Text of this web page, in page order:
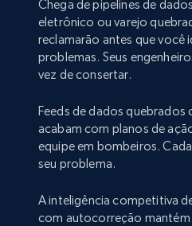
Chega de pipelines de
eletrônico ou varejo
reclamarão antes que você
problemas. Seus
vez de consertar.
Feeds de dados quebrados
acabam com planos de
equipe em bombeiros.
seu problema.
A inteligência competitiva
com autocorreção